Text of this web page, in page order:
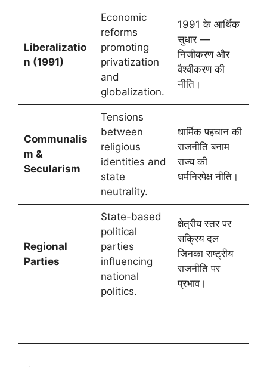
Liberalizatio
n (1991)
Economic
reforms
promoting
privatization
and
globalization.
1991 के आर्थिक
सुधार —
निजीकरण और
वैश्वीकरण की
नीति।
Communalis
m &
Secularism
Tensions
between
religious
identities and
state
neutrality.
धार्मिक पहचान की
राजनीति बनाम
राज्य की
धर्मनिरपेक्ष नीति।
Regional
Parties
State-based
political
parties
influencing
national
politics.
क्षेत्रीय स्तर पर
सक्रिय दल
जिनका राष्ट्रीय
राजनीति पर
प्रभाव।